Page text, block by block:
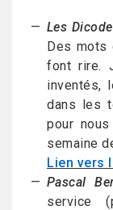
Les
Des mots
font rire.
inventés,
dans les
pour
semaine
Lien vers
Pascal
service